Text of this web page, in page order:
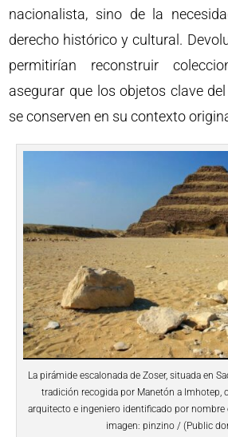
nacionalista, sino de la
derecho histórico y cultural.
permitirían reconstruir
asegurar que los objetos clave
se conserven en su contexto
La pirámide escalonada de Zoser, situada en
tradición recogida por Manetón a Imhotep,
arquitecto e ingeniero identificado por nombre
imagen: pinzino / (Public